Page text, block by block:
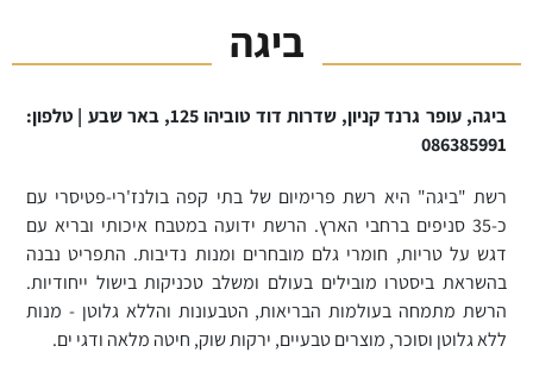
ביגה
ביגה, עופר גרנד קניון, שדרות דוד טוביהו 125, באר שבע | טלפון:
086385991
רשת "ביגה" היא רשת פרימיום של בתי קפה בולנז'רי-פטיסרי עם
כ-35 סניפים ברחבי הארץ. הרשת ידועה במטבח איכותי ובריא עם
דגש על טריות, חומרי גלם מובחרים ומנות נדיבות. התפריט נבנה
בהשראת ביסטרו מובילים בעולם ומשלב טכניקות בישול ייחודיות.
הרשת מתמחה בעולמות הבריאות, הטבעונות והללא גלוטן - מנות
ללא גלוטן וסוכר, מוצרים טבעיים, ירקות שוק, חיטה מלאה ודגי ים.